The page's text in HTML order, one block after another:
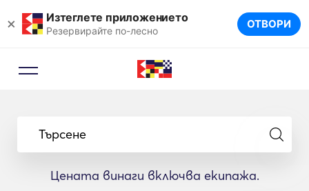
× Изтеглете приложението
Резервирайте по-лесно ОТВОРИ
Търсене
Цената винаги включва екипажа.